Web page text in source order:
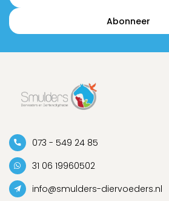
Abonneer
073 - 549 24 85
31 06 19960502
info@smulders-diervoeders.nl